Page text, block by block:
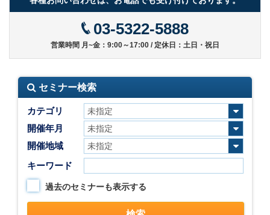
03-5322-5888
営業時間 月~金：9:00～17:00 / 定休日：土日・祝日
セミナー検索
カテゴリ
開催年月
開催地域
キーワード
過去のセミナーも表示する